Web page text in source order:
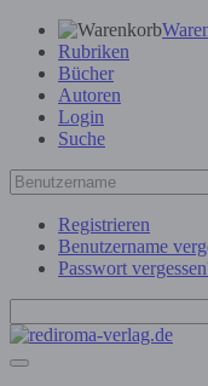
Rubriken
Bücher
Autoren
Login
Suche
Registrieren
Benutzername
Passwort